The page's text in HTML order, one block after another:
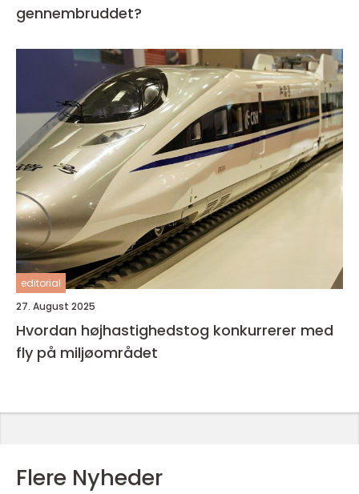
gennembruddet?
editorial
27. August 2025
Hvordan højhastighedstog konkurrerer med
fly på miljøområdet
Flere Nyheder